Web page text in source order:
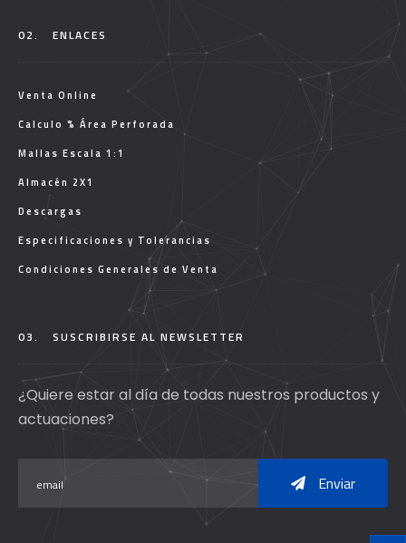
02. ENLACES
Venta Online
Calculo % Área Perforada
Mallas Escala 1:1
Almacén 2X1
Descargas
Especificaciones y Tolerancias
Condiciones Generales de Venta
03. SUSCRIBIRSE AL NEWSLETTER
¿Quiere estar al día de todas nuestros productos y
actuaciones?
Enviar